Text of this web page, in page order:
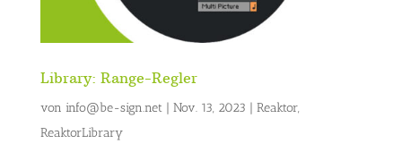
Library: Range-Regler
von info@be-sign.net| Nov. 13, 2023 | Reaktor,
ReaktorLibrary